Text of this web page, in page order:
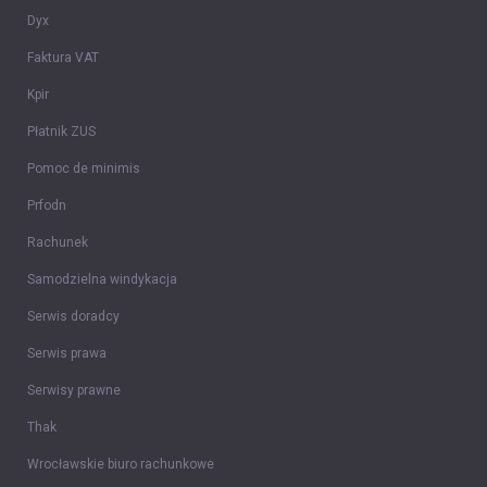
Dyx
Faktura VAT
Kpir
Płatnik ZUS
Pomoc de minimis
Prfodn
Rachunek
Samodzielna windykacja
Serwis doradcy
Serwis prawa
Serwisy prawne
Thak
Wrocławskie biuro rachunkowe